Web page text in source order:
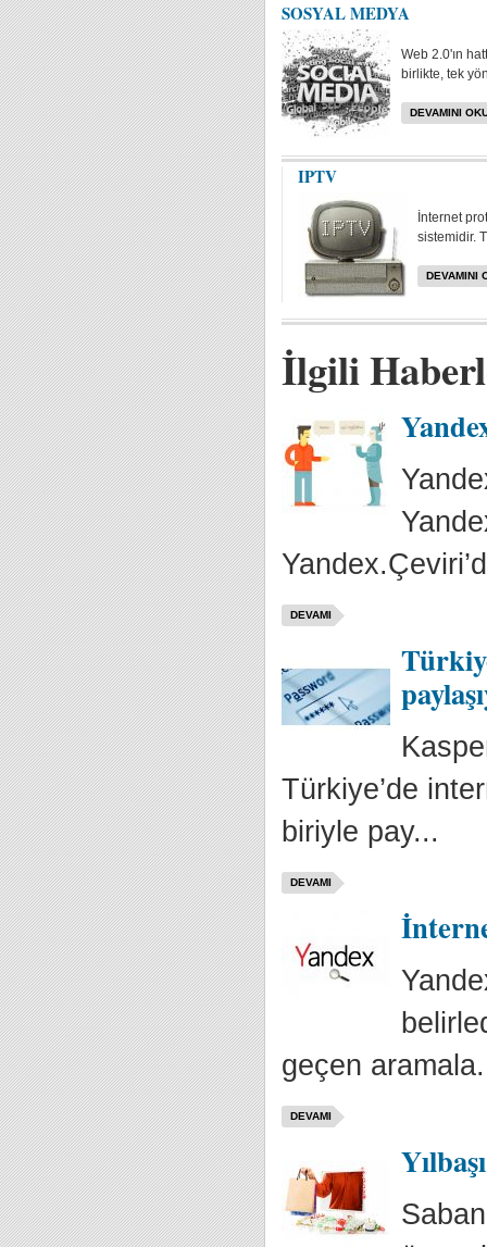
SOSYAL MEDYA
Web 2.0'ın
birlikte, tek
DEVAMINI
IPTV
İnternet
sistemidir.
DEVAMINI
İlgili
DEVAMI
Türkiye’de
biriyle pay...
DEVAMI
geçen
DEVAMI